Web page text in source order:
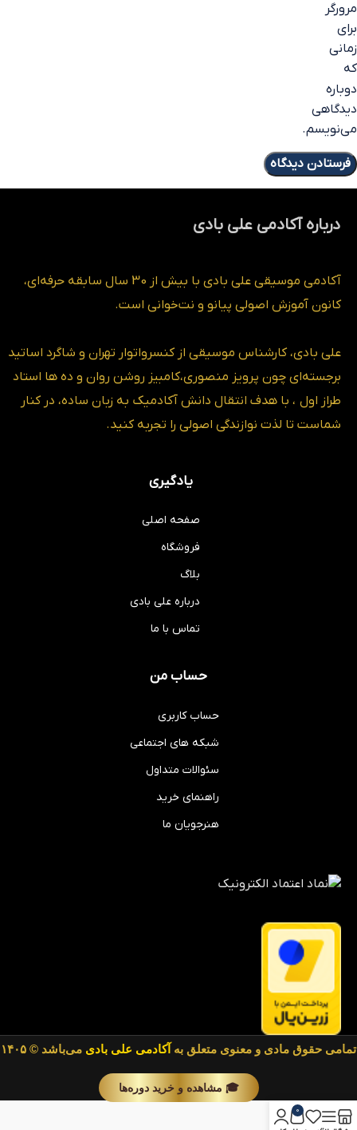
مرورگر
برای
زمانی
که
دوباره
دیدگاهی
می‌نویسم.
درباره آکادمی علی بادی
آکادمی موسیقی علی بادی با بیش از 30 سال سابقه حرفه‌ای،
کانون آموزش اصولی پیانو و نت‌خوانی است.
علی بادی، کارشناس موسیقی از کنسرواتوار تهران و شاگرد اساتید
برجسته‌ای چون پرویز منصوری،کامبیز روشن روان و ده ها استاد
طراز اول ، با هدف انتقال دانش آکادمیک به زبان ساده، در کنار
شماست تا لذت نوازندگی اصولی را تجربه کنید.
یادگیری
صفحه اصلی
فروشگاه
بلاگ
درباره علی بادی
تماس با ما
حساب من
حساب کاربری
شبکه های اجتماعی
سئوالات متداول
راهنمای خرید
هنرجویان ما
تمامی حقوق مادی و معنوی متعلق به آکادمی علی بادی می‌باشد © ۱۴۰۵
🎓 مشاهده و خرید دوره‌ها
0